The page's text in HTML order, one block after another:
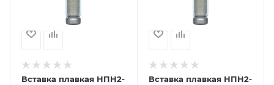
Вставка плавкая НПН2-
Вставка плавкая НПН2-